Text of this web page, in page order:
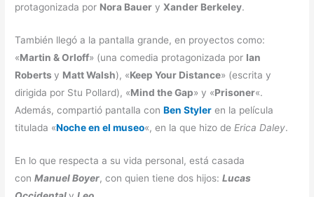
protagonizada por Nora Bauer yXander Berkeley.
También llegó a la pantalla grande, en proyectos como:
«Martin & Orloff» (una comedia protagonizada por Ian
Robertsy Matt Walsh), «Keep Your Distance» (escrita y
dirigida por Stu Pollard), «Mind the Gap» y «Prisoner«.
Además, compartió pantalla conBen Styler en la película
titulada «Noche en el museo«, en la que hizo de Erica Daley.
En lo que respecta a su vida personal, está casada
conManuel Boyer, con quien tiene dos hijos:Lucas